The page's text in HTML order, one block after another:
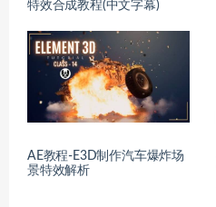
特效合成教程(中文字幕)
AE教程-E3D制作汽车爆炸场
景特效解析